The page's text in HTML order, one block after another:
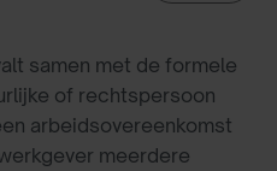
samen met de formele
of rechtspersoon
arbeidsovereenkomst
meerdere